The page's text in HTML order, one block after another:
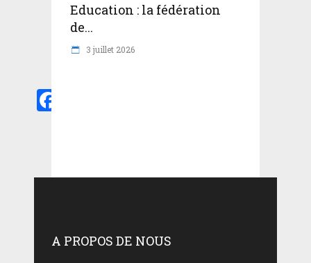
Education : la fédération
de...
3 juillet 2026
A PROPOS DE NOUS